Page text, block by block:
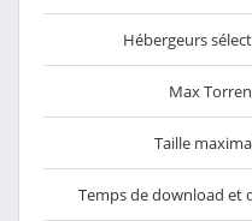
Hébergeurs
Max
Taille
Temps de download et